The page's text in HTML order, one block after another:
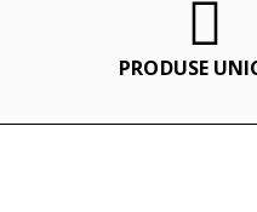
PRODUSE